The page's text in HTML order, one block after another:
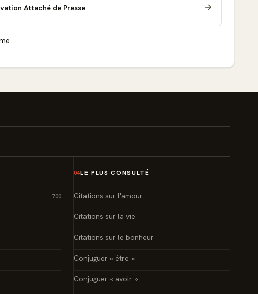
Attaché de Presse
700
04LE PLUS CONSULTÉ
Citations sur l'amour
Citations sur la vie
Citations sur le bonheur
Conjuguer « être »
Conjuguer « avoir »